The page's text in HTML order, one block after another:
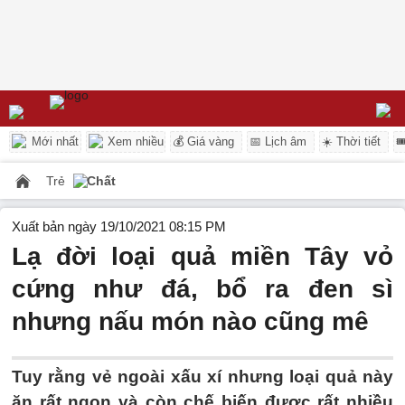
Mới nhất Xem nhiều 💰 Giá vàng 📅 Lịch âm ☀️ Thời tiết
Trẻ Chất
Xuất bản ngày 19/10/2021 08:15 PM
Lạ đời loại quả miền Tây vỏ
cứng như đá, bổ ra đen sì
nhưng nấu món nào cũng mê
Tuy rằng vẻ ngoài xấu xí nhưng loại quả này